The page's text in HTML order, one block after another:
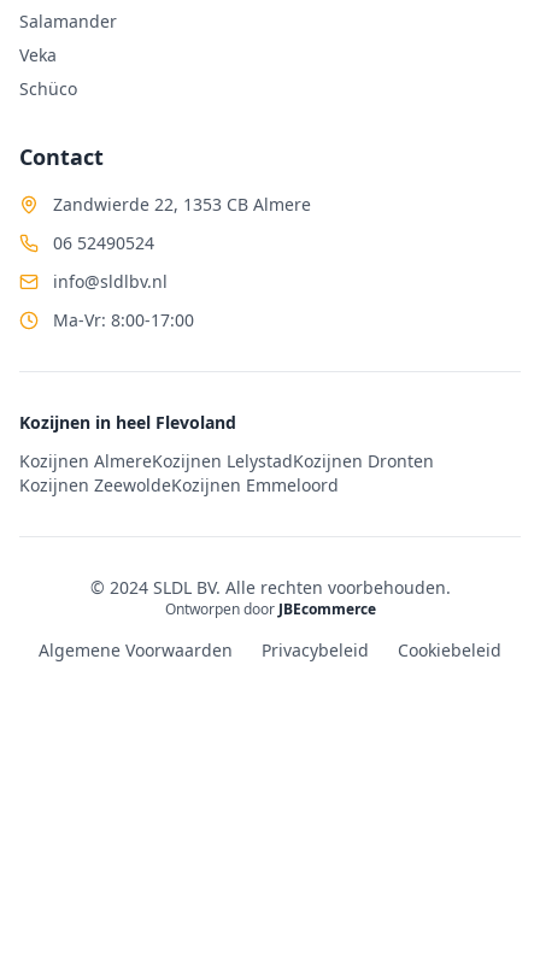
Salamander
Veka
Schüco
Contact
Zandwierde 22, 1353 CB Almere
06 52490524
info@sldlbv.nl
Ma-Vr: 8:00-17:00
Kozijnen in heel Flevoland
Kozijnen AlmereKozijnen LelystadKozijnen Dronten
Kozijnen ZeewoldeKozijnen Emmeloord
© 2024 SLDL BV. Alle rechten voorbehouden.
Ontworpen door JBEcommerce
Algemene Voorwaarden Privacybeleid Cookiebeleid